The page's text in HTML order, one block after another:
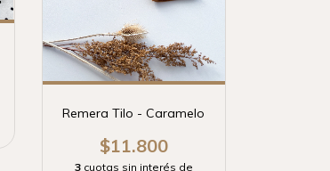
Remera Tilo - Caramelo
$11.800
3 cuotas sin interés de